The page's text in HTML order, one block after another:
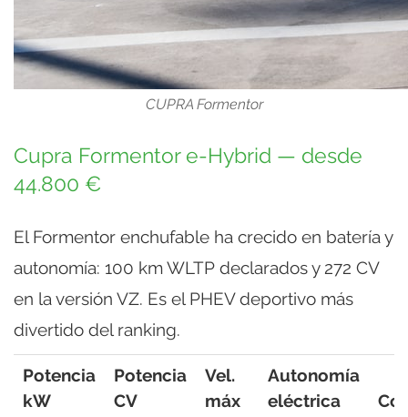
CUPRA Formentor
Cupra Formentor e-Hybrid — desde
44.800 €
El Formentor enchufable ha crecido en batería y
autonomía: 100 km WLTP declarados y 272 CV
en la versión VZ. Es el PHEV deportivo más
divertido del ranking.
Potencia
kW
Potencia
CV
Vel.
máx
Autonomía
eléctrica